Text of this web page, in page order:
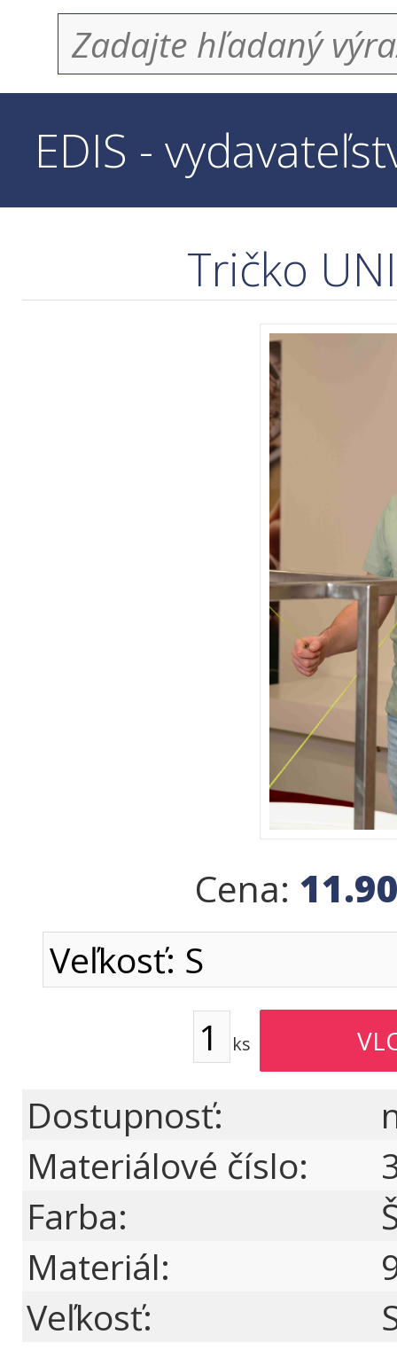
EDIS -
Tričko
Cena:
ks
Dostupnosť:
Materiálové číslo:
Farba:
Materiál:
Veľkosť: